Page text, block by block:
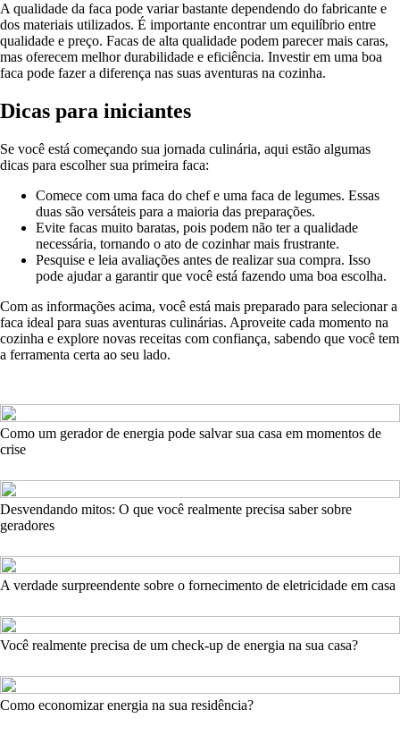
A qualidade da faca pode variar bastante dependendo do fabricante e
dos materiais utilizados. É importante encontrar um equilíbrio entre
qualidade e preço. Facas de alta qualidade podem parecer mais caras,
mas oferecem melhor durabilidade e eficiência. Investir em uma boa
faca pode fazer a diferença nas suas aventuras na cozinha.
Dicas para iniciantes
Se você está começando sua jornada culinária, aqui estão algumas
dicas para escolher sua primeira faca:
Comece com uma faca do chef e uma faca de legumes. Essas
duas são versáteis para a maioria das preparações.
Evite facas muito baratas, pois podem não ter a qualidade
necessária, tornando o ato de cozinhar mais frustrante.
Pesquise e leia avaliações antes de realizar sua compra. Isso
pode ajudar a garantir que você está fazendo uma boa escolha.
Com as informações acima, você está mais preparado para selecionar a
faca ideal para suas aventuras culinárias. Aproveite cada momento na
cozinha e explore novas receitas com confiança, sabendo que você tem
a ferramenta certa ao seu lado.
Como um gerador de energia pode salvar sua casa em momentos de
crise
Desvendando mitos: O que você realmente precisa saber sobre
geradores
A verdade surpreendente sobre o fornecimento de eletricidade em casa
Você realmente precisa de um check-up de energia na sua casa?
Como economizar energia na sua residência?